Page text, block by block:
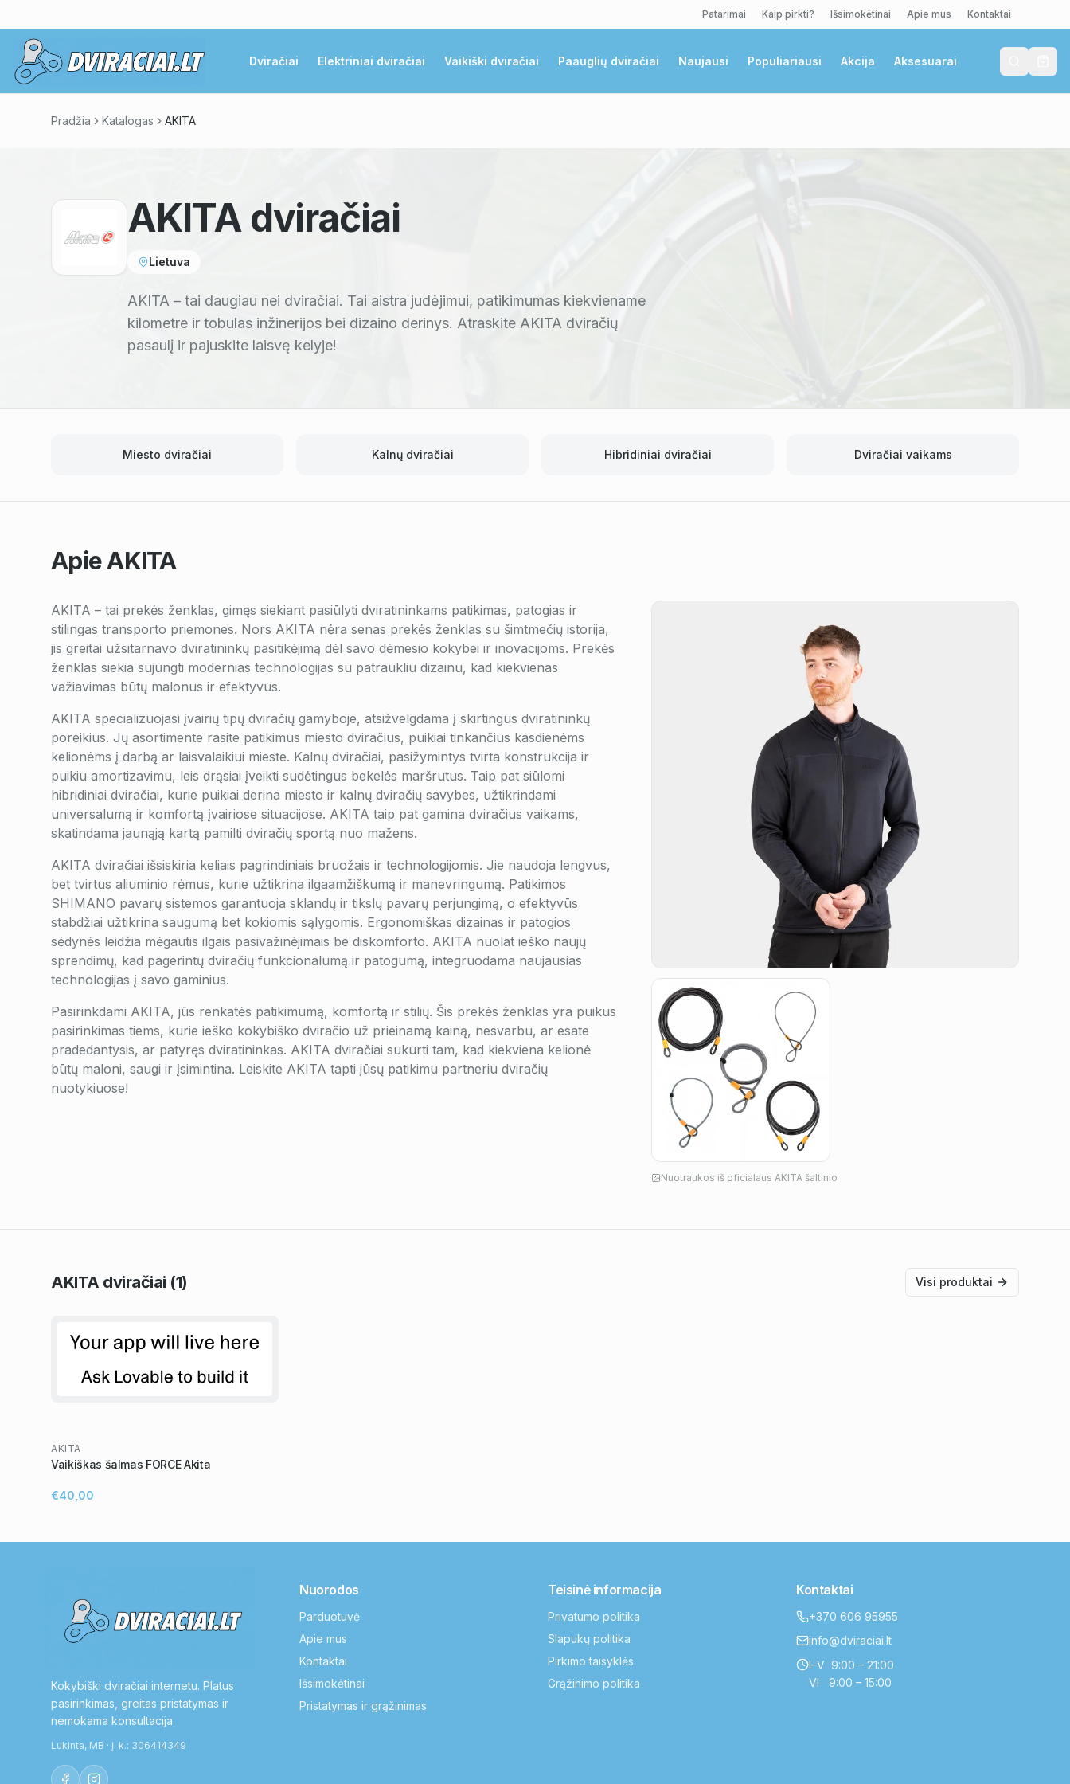
Patarimai Kaip pirkti? Išsimokėtinai Apie mus Kontaktai
Dviračiai Elektriniai dviračiai Vaikiški dviračiai Paauglių dviračiai Naujausi Populiariausi Akcija Aksesuarai
Pradžia Katalogas AKITA
AKITA dviračiai
Lietuva
AKITA – tai daugiau nei dviračiai. Tai aistra judėjimui, patikimumas kiekviename
kilometre ir tobulas inžinerijos bei dizaino derinys. Atraskite AKITA dviračių
pasaulį ir pajuskite laisvę kelyje!
Miesto dviračiai Kalnų dviračiai Hibridiniai dviračiai Dviračiai vaikams
ApieAKITA
AKITA – tai prekės ženklas, gimęs siekiant pasiūlyti dviratininkams patikimas, patogias ir
stilingas transporto priemones. Nors AKITA nėra senas prekės ženklas su šimtmečių istorija,
jis greitai užsitarnavo dviratininkų pasitikėjimą dėl savo dėmesio kokybei ir inovacijoms. Prekės
ženklas siekia sujungti modernias technologijas su patraukliu dizainu, kad kiekvienas
važiavimas būtų malonus ir efektyvus.
AKITA specializuojasi įvairių tipų dviračių gamyboje, atsižvelgdama į skirtingus dviratininkų
poreikius. Jų asortimente rasite patikimus miesto dviračius, puikiai tinkančius kasdienėms
kelionėms į darbą ar laisvalaikiui mieste. Kalnų dviračiai, pasižymintys tvirta konstrukcija ir
puikiu amortizavimu, leis drąsiai įveikti sudėtingus bekelės maršrutus. Taip pat siūlomi
hibridiniai dviračiai, kurie puikiai derina miesto ir kalnų dviračių savybes, užtikrindami
universalumą ir komfortą įvairiose situacijose. AKITA taip pat gamina dviračius vaikams,
skatindama jaunąją kartą pamilti dviračių sportą nuo mažens.
AKITA dviračiai išsiskiria keliais pagrindiniais bruožais ir technologijomis. Jie naudoja lengvus,
bet tvirtus aliuminio rėmus, kurie užtikrina ilgaamžiškumą ir manevringumą. Patikimos
SHIMANO pavarų sistemos garantuoja sklandų ir tikslų pavarų perjungimą, o efektyvūs
stabdžiai užtikrina saugumą bet kokiomis sąlygomis. Ergonomiškas dizainas ir patogios
sėdynės leidžia mėgautis ilgais pasivažinėjimais be diskomforto. AKITA nuolat ieško naujų
sprendimų, kad pagerintų dviračių funkcionalumą ir patogumą, integruodama naujausias
technologijas į savo gaminius.
Pasirinkdami AKITA, jūs renkatės patikimumą, komfortą ir stilių. Šis prekės ženklas yra puikus
pasirinkimas tiems, kurie ieško kokybiško dviračio už prieinamą kainą, nesvarbu, ar esate
pradedantysis, ar patyręs dviratininkas. AKITA dviračiai sukurti tam, kad kiekviena kelionė
būtų maloni, saugi ir įsimintina. Leiskite AKITA tapti jūsų patikimu partneriu dviračių
nuotykiuose!
Nuotraukos iš oficialaus AKITA šaltinio
AKITA dviračiai (1) Visi produktai
AKITA
Vaikiškas šalmas FORCE Akita
€40,00
Kokybiški dviračiai internetu. Platus
pasirinkimas, greitas pristatymas ir
nemokama konsultacija.
Lukinta, MB · Į. k.: 306414349
Nuorodos
Parduotuvė
Apie mus
Kontaktai
Išsimokėtinai
Pristatymas ir grąžinimas
Teisinė informacija
Privatumo politika
Slapukų politika
Pirkimo taisyklės
Grąžinimo politika
Kontaktai
+370 606 95955
info@dviraciai.lt
I–V 9:00 – 21:00
VI 9:00 – 15:00